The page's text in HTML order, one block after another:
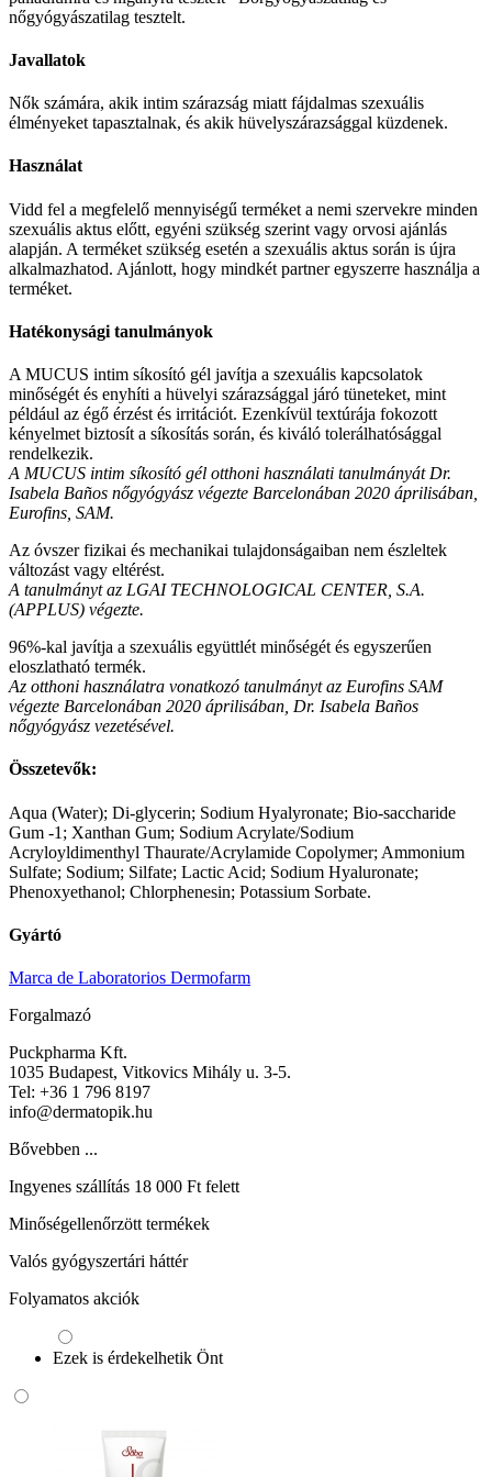
nőgyógyászatilag tesztelt.
Javallatok
Nők számára, akik intim szárazság miatt fájdalmas szexuális
élményeket tapasztalnak, és akik hüvelyszárazsággal küzdenek.
Használat
Vidd fel a megfelelő mennyiségű terméket a nemi szervekre minden
szexuális aktus előtt, egyéni szükség szerint vagy orvosi ajánlás
alapján. A terméket szükség esetén a szexuális aktus során is újra
alkalmazhatod. Ajánlott, hogy mindkét partner egyszerre használja a
terméket.
Hatékonysági tanulmányok
A MUCUS intim síkosító gél javítja a szexuális kapcsolatok
minőségét és enyhíti a hüvelyi szárazsággal járó tüneteket, mint
például az égő érzést és irritációt. Ezenkívül textúrája fokozott
kényelmet biztosít a síkosítás során, és kiváló tolerálhatósággal
rendelkezik.
A MUCUS intim síkosító gél otthoni használati tanulmányát Dr.
Isabela Baños nőgyógyász végezte Barcelonában 2020 áprilisában,
Eurofins, SAM.
Az óvszer fizikai és mechanikai tulajdonságaiban nem észleltek
változást vagy eltérést.
A tanulmányt az LGAI TECHNOLOGICAL CENTER, S.A.
(APPLUS) végezte.
96%-kal javítja a szexuális együttlét minőségét és egyszerűen
eloszlatható termék.
Az otthoni használatra vonatkozó tanulmányt az Eurofins SAM
végezte Barcelonában 2020 áprilisában, Dr. Isabela Baños
nőgyógyász vezetésével.
Összetevők:
Aqua (Water); Di-glycerin; Sodium Hyalyronate; Bio-saccharide
Gum -1; Xanthan Gum; Sodium Acrylate/Sodium
Acryloyldimenthyl Thaurate/Acrylamide Copolymer; Ammonium
Sulfate; Sodium; Silfate; Lactic Acid; Sodium Hyaluronate;
Phenoxyethanol; Chlorphenesin; Potassium Sorbate.
Gyártó
Marca de Laboratorios Dermofarm
Forgalmazó
Puckpharma Kft.
1035 Budapest, Vitkovics Mihály u. 3-5.
Tel: +36 1 796 8197
info@dermatopik.hu
Bővebben ...
Ingyenes szállítás 18 000 Ft felett
Minőségellenőrzött termékek
Valós gyógyszertári háttér
Folyamatos akciók
Ezek is érdekelhetik Önt